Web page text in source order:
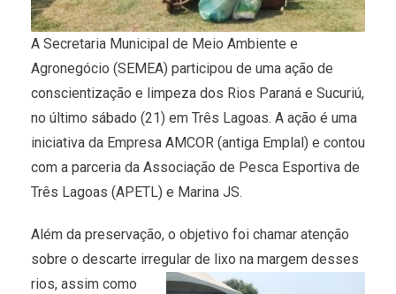
A Secretaria Municipal de Meio Ambiente e
Agronegócio (SEMEA) participou de uma ação de
conscientização e limpeza dos Rios Paraná e Sucuriú,
no último sábado (21) em Três Lagoas. A ação é uma
iniciativa da Empresa AMCOR (antiga Emplal) e contou
com a parceria da Associação de Pesca Esportiva de
Três Lagoas (APETL) e Marina JS.
Além da preservação, o objetivo foi chamar atenção
sobre o descarte irregular de lixo na margem desses
rios, assim como